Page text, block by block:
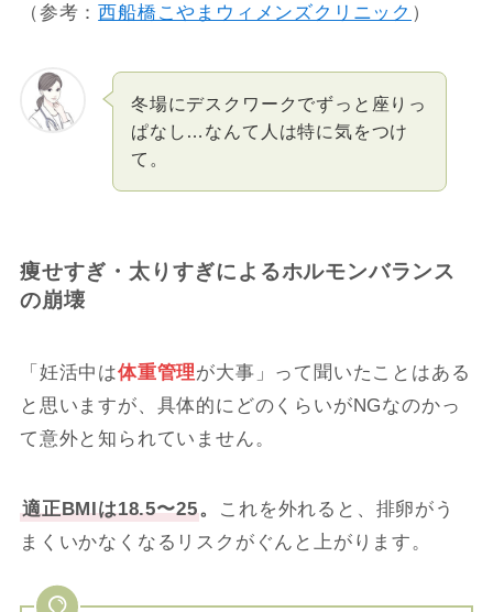
（参考：西船橋こやまウィメンズクリニック ）
冬場にデスクワークでずっと座りっ
ぱなし…なんて人は特に気をつけ
て。
痩せすぎ・太りすぎによるホルモンバランス
の崩壊
「妊活中は体重管理が大事」って聞いたことはある
と思いますが、具体的にどのくらいがNGなのかっ
て意外と知られていません。
適正BMIは18.5〜25。 これを外れると、排卵がう
まくいかなくなるリスクがぐんと上がります。